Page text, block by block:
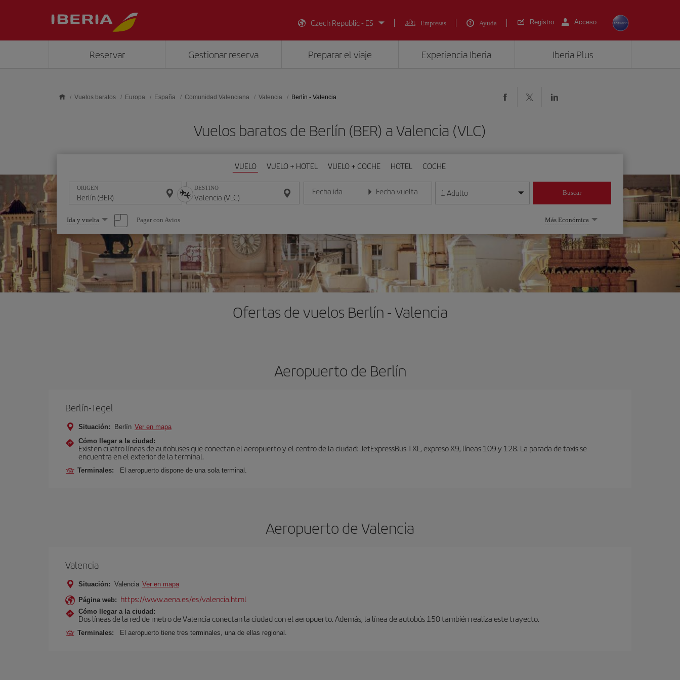
Czech Republic - ES
Empresas Ayuda Registro Acceso
Reservar Gestionar reserva Preparar el viaje Experiencia Iberia Iberia Plus
Vuelos baratos Europa España Comunidad Valenciana Valencia Berlín - Valencia
Vuelos baratos de Berlín (BER) a Valencia (VLC)
VUELO VUELO + HOTEL VUELO + COCHE HOTEL COCHE
ORIGEN DESTINO Fecha ida
Introduce la fecha en formato día/mes/año
Fecha vuelta
Introduce la fecha en formato día/mes/año
1 Adulto Buscar
Seleccione
una
opción
Ida y vuelta Pagar con Avios Más Económica
Ofertas de vuelos Berlín - Valencia
Aeropuerto de Berlín
Berlín-Tegel
Situación: Berlín Ver en mapa
Cómo llegar a la ciudad:
Existen cuatro líneas de autobuses que conectan el aeropuerto y el centro de la ciudad: JetExpressBus TXL, expreso X9, lí­neas 109 y 128. La parada de taxis se
encuentra en el exterior de la terminal.
Terminales: El aeropuerto dispone de una sola terminal.
Aeropuerto de Valencia
Valencia
Situación: Valencia Ver en mapa
Página web: https://www.aena.es/es/valencia.html
Cómo llegar a la ciudad:
Dos líneas de la red de metro de Valencia conectan la ciudad con el aeropuerto. Además, la línea de autobús 150 también realiza este trayecto.
Terminales: El aeropuerto tiene tres terminales, una de ellas regional.